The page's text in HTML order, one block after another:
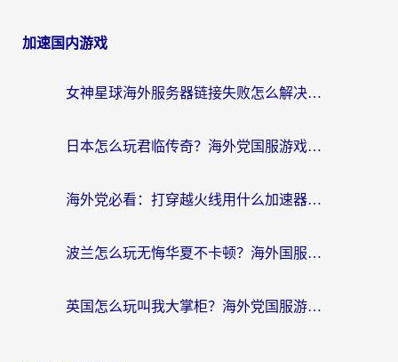
加速国内游戏
女神星球海外服务器链接失败怎么解决？海外党国服游戏加速避坑指南
日本怎么玩君临传奇？海外党国服游戏加速避坑指南（附菲律宾欧洲玩家实测）
海外党必看：打穿越火线用什么加速器？解决延迟卡顿，还能玩奇妙拼图世界和第五人格
波兰怎么玩无悔华夏不卡顿？海外国服游戏加速器终极指南（附征途2萤火突击解决方案）
英国怎么玩叫我大掌柜？海外党国服游戏加速避坑指南（附实测推荐）